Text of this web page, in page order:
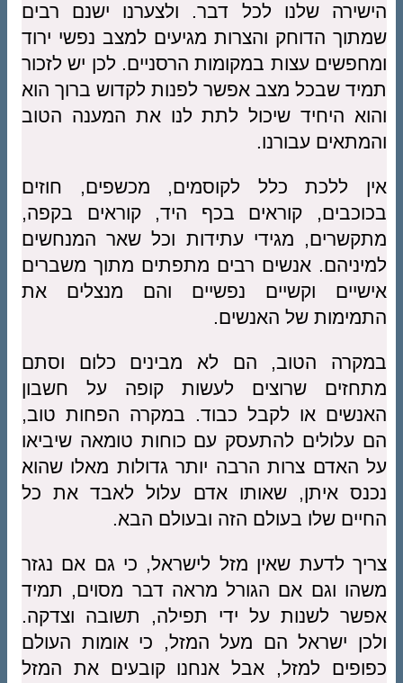
הישירה שלנו לכל דבר. ולצערנו ישנם רבים
שמתוך הדוחק והצרות מגיעים למצב נפשי ירוד
ומחפשים עצות במקומות הרסניים. לכן יש לזכור
תמיד שבכל מצב אפשר לפנות לקדוש ברוך הוא
והוא היחיד שיכול לתת לנו את המענה הטוב
והמתאים עבורנו.
אין ללכת כלל לקוסמים, מכשפים, חוזים
בכוכבים, קוראים בכף היד, קוראים בקפה,
מתקשרים, מגידי עתידות וכל שאר המנחשים
למיניהם. אנשים רבים מתפתים מתוך משברים
אישיים וקשיים נפשיים והם מנצלים את
התמימות של האנשים.
במקרה הטוב, הם לא מבינים כלום וסתם
מתחזים שרוצים לעשות קופה על חשבון
האנשים או לקבל כבוד. במקרה הפחות טוב,
הם עלולים להתעסק עם כוחות טומאה שיביאו
על האדם צרות הרבה יותר גדולות מאלו שהוא
נכנס איתן, שאותו אדם עלול לאבד את כל
החיים שלו בעולם הזה ובעולם הבא.
צריך לדעת שאין מזל לישראל, כי גם אם נגזר
משהו וגם אם הגורל מראה דבר מסוים, תמיד
אפשר לשנות על ידי תפילה, תשובה וצדקה.
ולכן ישראל הם מעל המזל, כי אומות העולם
כפופים למזל, אבל אנחנו קובעים את המזל